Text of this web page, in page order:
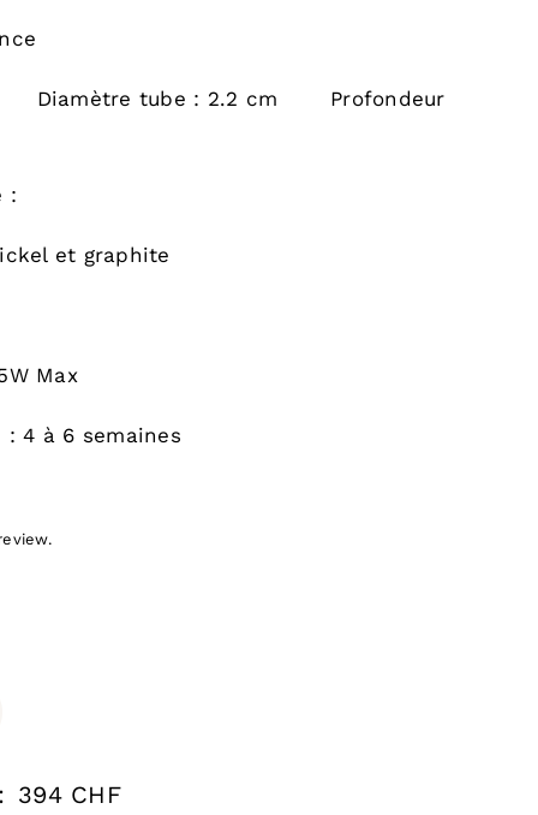
Diamètre tube : 2.2 cm Profondeur
:
et graphite
Max
4 à 6 semaines
394 CHF